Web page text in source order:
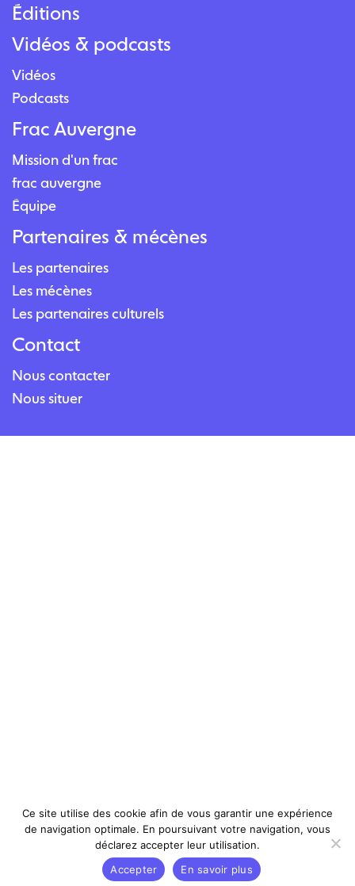
Éditions
Vidéos & podcasts
Vidéos
Podcasts
Frac Auvergne
Mission d'un frac
frac auvergne
Équipe
Partenaires & mécènes
Les partenaires
Les mécènes
Les partenaires culturels
Contact
Nous contacter
Nous situer
Ce site utilise des cookie afin de vous garantir une expérience
de navigation optimale. En poursuivant votre navigation, vous
déclarez accepter leur utilisation.
Accepter
En savoir plus